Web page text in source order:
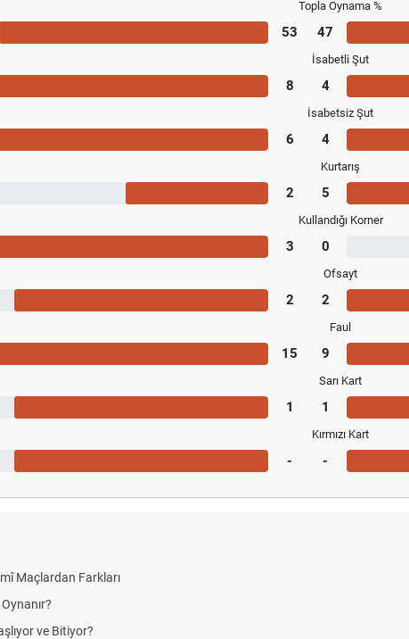
Topla Oynama %
53 47
İsabetli Şut
8 4
İsabetsiz Şut
6 4
Kurtarış
2 5
Kullandığı Korner
3 0
Ofsayt
2 2
Faul
15 9
Sarı Kart
1 1
Kırmızı Kart
- -
AG, OM ve Diğer Kısaltmalar Ne Anlama Gelir?
Sporda Skor ve Sonuç Kavramları
Temel Futbol Kuralları